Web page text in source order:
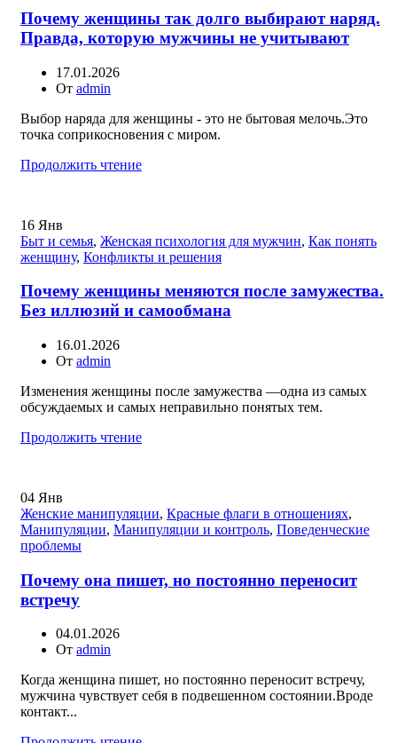
Почему женщины так долго выбирают наряд.
Правда, которую мужчины не учитывают
17.01.2026
От admin
Выбор наряда для женщины - это не бытовая мелочь.Это
точка соприкосновения с миром.
Продолжить чтение
16 Янв
Быт и семья, Женская психология для мужчин, Как понять
женщину, Конфликты и решения
Почему женщины меняются после замужества.
Без иллюзий и самообмана
16.01.2026
От admin
Изменения женщины после замужества —одна из самых
обсуждаемых и самых неправильно понятых тем.
Продолжить чтение
04 Янв
Женские манипуляции, Красные флаги в отношениях,
Манипуляции, Манипуляции и контроль, Поведенческие
проблемы
Почему она пишет, но постоянно переносит
встречу
04.01.2026
От admin
Когда женщина пишет, но постоянно переносит встречу,
мужчина чувствует себя в подвешенном состоянии.Вроде
контакт...